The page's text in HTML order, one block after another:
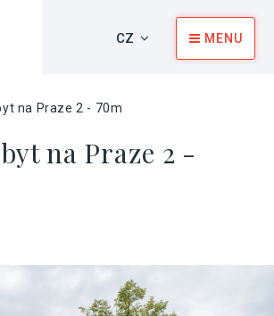
CZ MENU
na Praze 2 - 70m
na Praze 2 -